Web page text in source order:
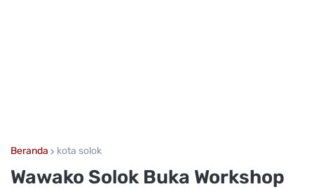
Beranda kota solok
Wawako Solok Buka Workshop